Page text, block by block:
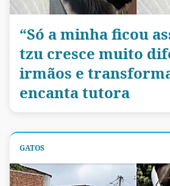
“Só a minha ficou
tzu cresce muito
irmãos e
encanta tutora
GATOS